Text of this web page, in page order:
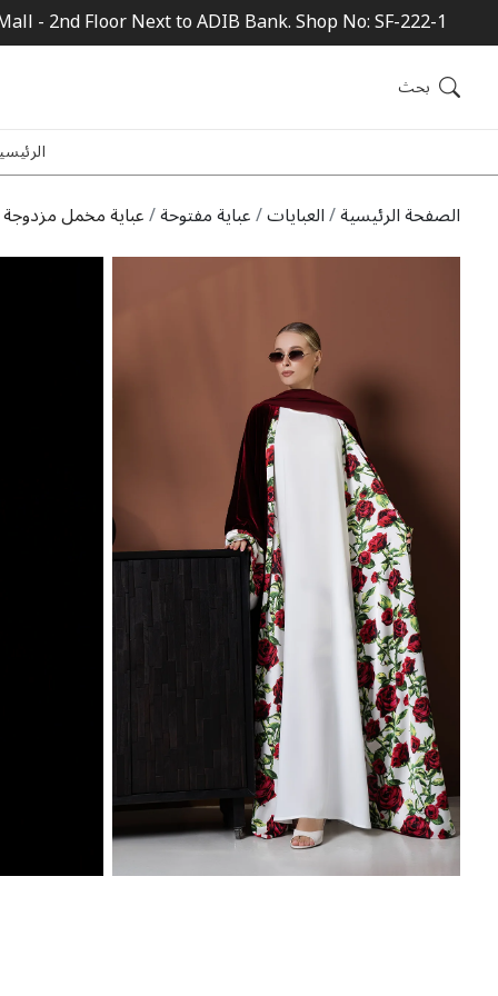
- 2nd Floor Next to ADIB Bank. Shop No: SF-222-1
بحث
الصفحة الرئيسية العبايات عباية مفتوحة عباية مخمل مزدوجة